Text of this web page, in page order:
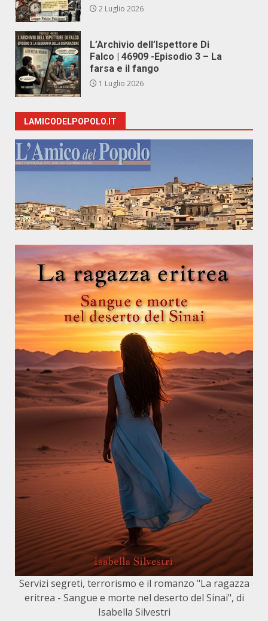
2 Luglio 2026
L’Archivio dell’Ispettore Di
Falco | 46909 -Episodio 3 – La
farsa e il fango
1 Luglio 2026
LAMICODELPOPOLO.IT
Servizi segreti, terrorismo e il romanzo "La ragazza
eritrea - Sangue e morte nel deserto del Sinai", di
Isabella Silvestri